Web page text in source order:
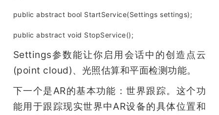
public abstract bool StartService(Settings settings);
public abstract void StopService();
Settings参数能让你启用会话中的创造点云
(point cloud)、光照估算和平面检测功能。
下一个是AR的基本功能：世界跟踪。这个功
能用于跟踪现实世界中AR设备的具体位置和